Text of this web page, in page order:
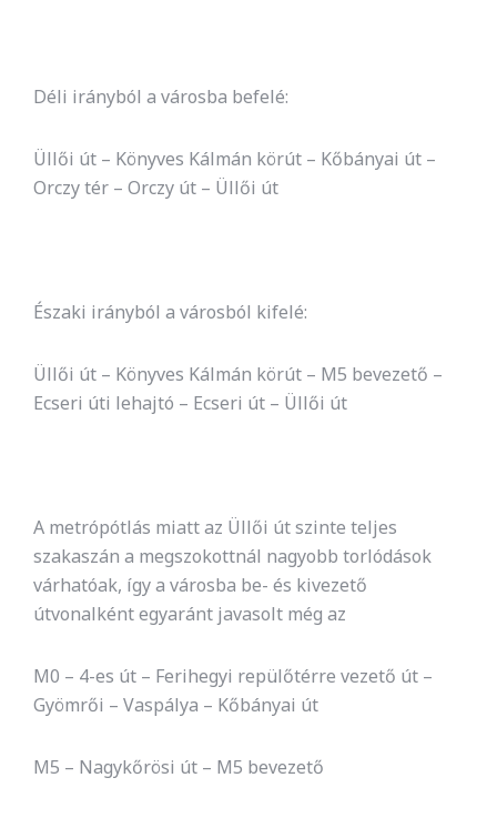
Déli irányból a városba befelé:
Üllői út – Könyves Kálmán körút – Kőbányai út –
Orczy tér – Orczy út – Üllői út
Északi irányból a városból kifelé:
Üllői út – Könyves Kálmán körút – M5 bevezető –
Ecseri úti lehajtó – Ecseri út – Üllői út
A metrópótlás miatt az Üllői út szinte teljes
szakaszán a megszokottnál nagyobb torlódások
várhatóak, így a városba be- és kivezető
útvonalként egyaránt javasolt még az
M0 – 4-es út – Ferihegyi repülőtérre vezető út –
Gyömrői – Vaspálya – Kőbányai út
M5 – Nagykőrösi út – M5 bevezető